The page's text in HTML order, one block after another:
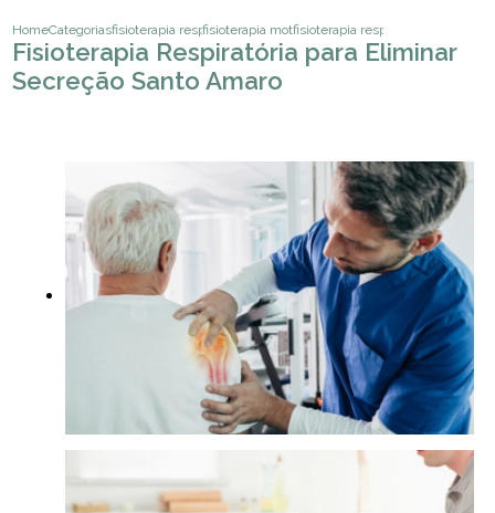
HomeCategoriasfisioterapia respiratoriafisioterapia motora e respiratoria
fisioterapia respiratoria para
Fisioterapia Respiratória para Eliminar
Secreção Santo Amaro